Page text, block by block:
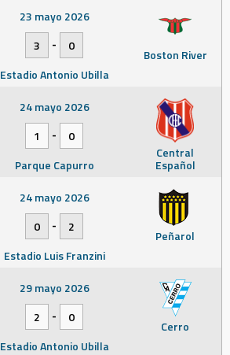
Boston River
23 mayo 2026
3
-
0
Estadio Antonio Ubilla
Central
Español
24 mayo 2026
1
-
0
Parque Capurro
Peñarol
24 mayo 2026
0
-
2
Estadio Luis Franzini
Cerro
29 mayo 2026
2
-
0
Estadio Antonio Ubilla